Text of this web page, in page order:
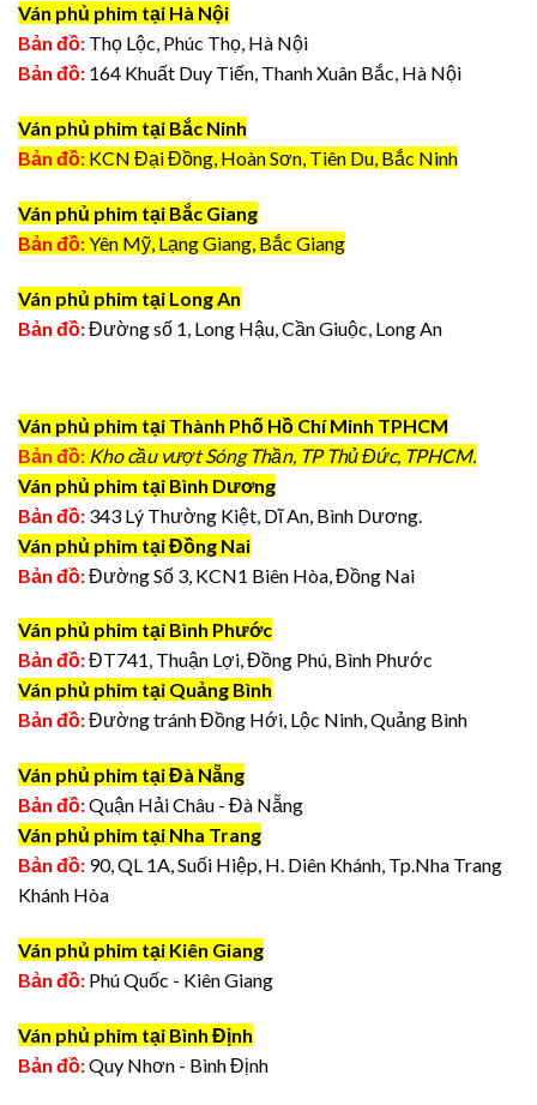
Ván phủ phim tại Hà Nội
Bản đồ: Thọ Lộc, Phúc Thọ, Hà Nội
Bản đồ: 164 Khuất Duy Tiến, Thanh Xuân Bắc, Hà Nội
Ván phủ phim tại Bắc Ninh
Bản đồ: KCN Đại Đồng, Hoàn Sơn, Tiên Du, Bắc Ninh
Ván phủ phim tại Bắc Giang
Bản đồ:Yên Mỹ, Lạng Giang, Bắc Giang
Ván phủ phim tại Long An
Bản đồ:Đường số 1, Long Hậu, Cần Giuộc, Long An
Ván phủ phim tại Thành Phố Hồ Chí Minh TPHCM
Bản đồ: Kho cầu vượt Sóng Thần, TP Thủ Đức, TPHCM.
Ván phủ phim tại Bình Dương
Bản đồ: 343 Lý Thường Kiệt, Dĩ An, Bình Dương.
Ván phủ phim tại Đồng Nai
Bản đồ:Đường Số 3, KCN1 Biên Hòa, Đồng Nai
Ván phủ phim tại Bình Phước
Bản đồ:ĐT741, Thuận Lợi, Đồng Phú, Bình Phước
Ván phủ phim tại Quảng Bình
Bản đồ:Đường tránh Đồng Hới, Lộc Ninh, Quảng Bình
Ván phủ phim tại Đà Nẵng
Bản đồ:Quận Hải Châu - Đà Nẵng
Ván phủ phim tại Nha Trang
Bản đồ: 90, QL 1A, Suối Hiệp, H. Diên Khánh, Tp.Nha Trang
Khánh Hòa
Ván phủ phim tại Kiên Giang
Bản đồ: Phú Quốc - Kiên Giang
Ván phủ phim tại Bình Định
Bản đồ:Quy Nhơn - Bình Định